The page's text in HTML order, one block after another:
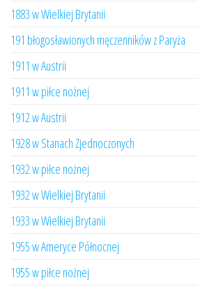
1883 w Wielkiej Brytanii
191 błogosławionych męczenników z Paryża
1911 w Austrii
1911 w piłce nożnej
1912 w Austrii
1928 w Stanach Zjednoczonych
1932 w piłce nożnej
1932 w Wielkiej Brytanii
1933 w Wielkiej Brytanii
1955 w Ameryce Północnej
1955 w piłce nożnej